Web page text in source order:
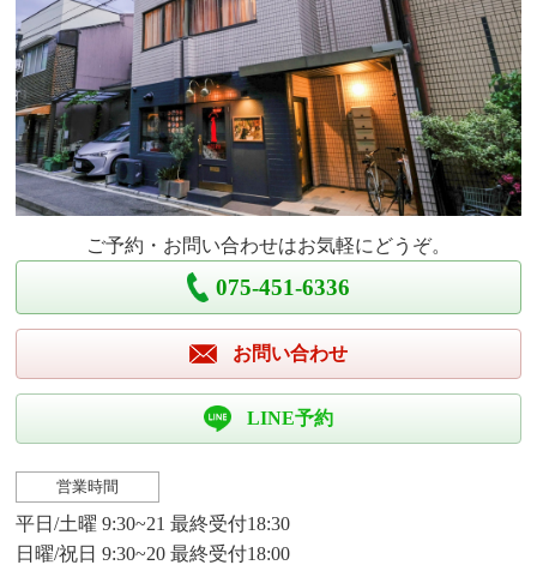
ご予約・お問い合わせはお気軽にどうぞ。
075-451-6336
お問い合わせ
LINE予約
営業時間
平日/土曜 9:30~21 最終受付18:30
日曜/祝日 9:30~20 最終受付18:00